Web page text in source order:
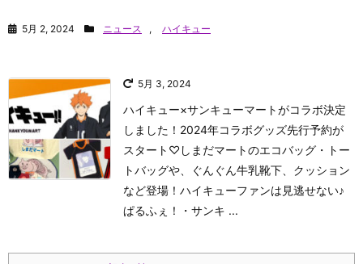
5月 2, 2024 ニュース , ハイキュー
5月 3, 2024
ハイキュー×サンキューマートがコラボ決定
しました！2024年コラボグッズ先行予約が
スタート♡しまだマートのエコバッグ・トー
トバッグや、ぐんぐん牛乳靴下、クッション
など登場！ハイキューファンは見逃せない♪
ぱるふぇ！
・サンキ ...